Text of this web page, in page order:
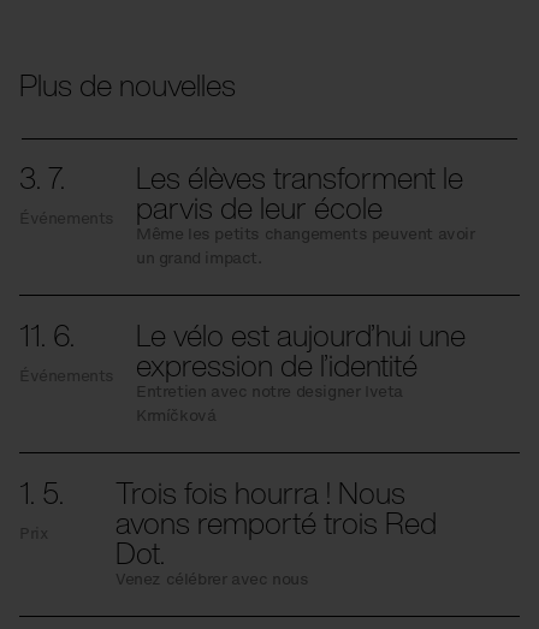
Plus de nouvelles
3. 7.
Événements
Les élèves transforment le
parvis de leur école
Même les petits changements peuvent avoir
un grand impact.
11. 6.
Événements
Le vélo est aujourd’hui une
expression de l’identité
Entretien avec notre designer Iveta
Krmíčková
1. 5.
Prix
Trois fois hourra ! Nous
avons remporté trois Red
Dot.
Venez célébrer avec nous